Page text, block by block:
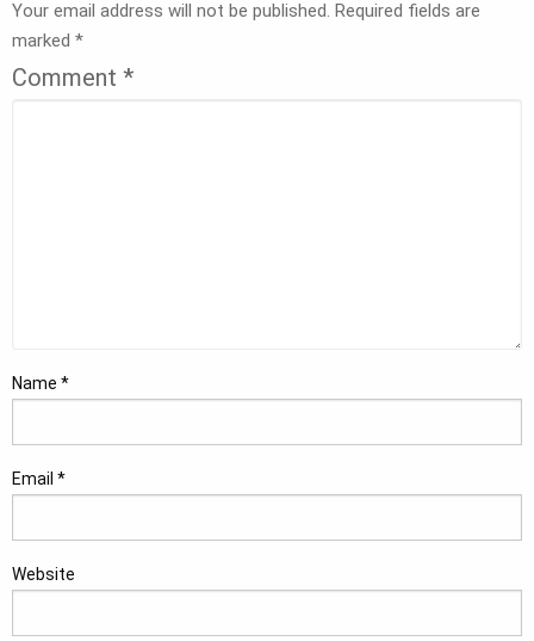
Your email address will not be published. Required fields are
marked *
Comment *
Name *
Email *
Website